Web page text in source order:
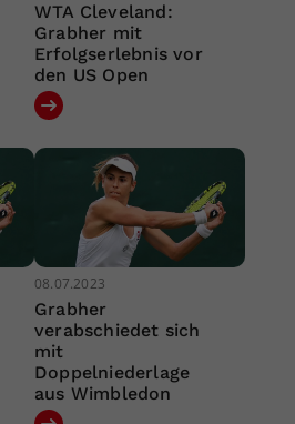
WTA Cleveland:
Grabher mit
Erfolgserlebnis vor
den US Open
08.07.2023
Grabher
verabschiedet sich
mit
Doppelniederlage
aus Wimbledon